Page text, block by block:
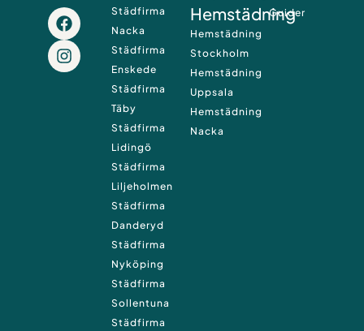
F
a
c
e
I
n
s
t
Städfirma
Nacka
Städfirma
Enskede
Städfirma
Täby
Städfirma
Lidingö
Städfirma
Liljeholmen
Städfirma
Danderyd
Städfirma
Nyköping
Städfirma
Sollentuna
Städfirma
Hemstädning
Hemstädning
Stockholm
Hemstädning
Uppsala
Hemstädning
Nacka
Guider